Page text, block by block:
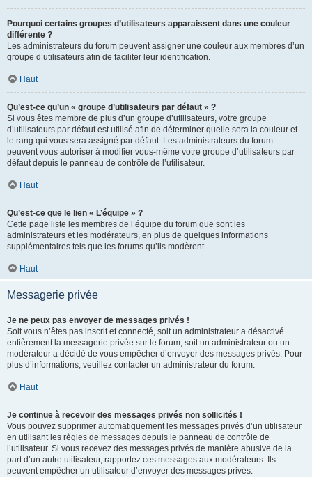
Pourquoi certains groupes d’utilisateurs apparaissent dans une couleur
différente ?
Les administrateurs du forum peuvent assigner une couleur aux membres d’un
groupe d’utilisateurs afin de faciliter leur identification.
Haut
Qu’est-ce qu’un « groupe d’utilisateurs par défaut » ?
Si vous êtes membre de plus d’un groupe d’utilisateurs, votre groupe
d’utilisateurs par défaut est utilisé afin de déterminer quelle sera la couleur et
le rang qui vous sera assigné par défaut. Les administrateurs du forum
peuvent vous autoriser à modifier vous-même votre groupe d’utilisateurs par
défaut depuis le panneau de contrôle de l’utilisateur.
Haut
Qu’est-ce que le lien « L’équipe » ?
Cette page liste les membres de l’équipe du forum que sont les
administrateurs et les modérateurs, en plus de quelques informations
supplémentaires tels que les forums qu’ils modèrent.
Haut
Messagerie privée
Je ne peux pas envoyer de messages privés !
Soit vous n’êtes pas inscrit et connecté, soit un administrateur a désactivé
entièrement la messagerie privée sur le forum, soit un administrateur ou un
modérateur a décidé de vous empêcher d’envoyer des messages privés. Pour
plus d’informations, veuillez contacter un administrateur du forum.
Haut
Je continue à recevoir des messages privés non sollicités !
Vous pouvez supprimer automatiquement les messages privés d’un utilisateur
en utilisant les règles de messages depuis le panneau de contrôle de
l’utilisateur. Si vous recevez des messages privés de manière abusive de la
part d’un autre utilisateur, rapportez ces messages aux modérateurs. Ils
peuvent empêcher un utilisateur d’envoyer des messages privés.